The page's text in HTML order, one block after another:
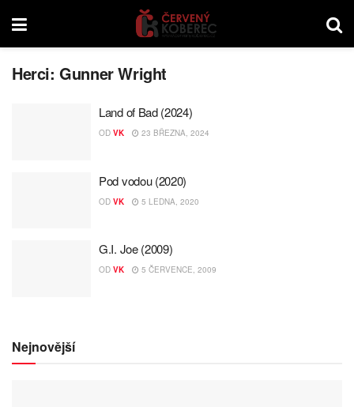
Herci:Gunner Wright
Land of Bad (2024)
OD VK 23 BŘEZNA, 2024
Pod vodou (2020)
OD VK 5 LEDNA, 2020
G.I. Joe (2009)
OD VK 5 ČERVENCE, 2009
Nejnovější